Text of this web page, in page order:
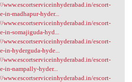
www.escortserviceinhyderabad.in/escort-
in-madhapur-hyder...
www.escortserviceinhyderabad.in/escort-
in-somajiguda-hyd...
www.escortserviceinhyderabad.in/escort-
in-hyderguda-hyde...
www.escortserviceinhyderabad.in/escort-
in-nampally-hyder...
www.escortserviceinhyderabad.in/escort-